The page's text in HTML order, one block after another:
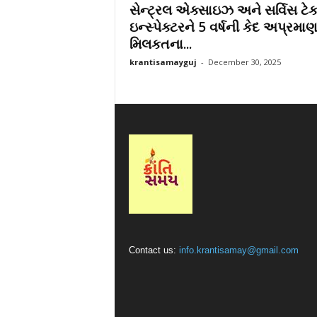
સેન્ટ્રલ એક્સાઇઝ અને સર્વિસ
ઇન્સ્પેક્ટરને 5 વર્ષની કેદ
મિલકતના...
krantisamayguj - December 30, 2025
Contact us: info.krantisamay@gmail.com